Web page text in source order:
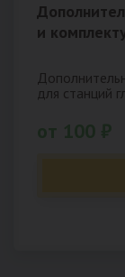
и
для станций